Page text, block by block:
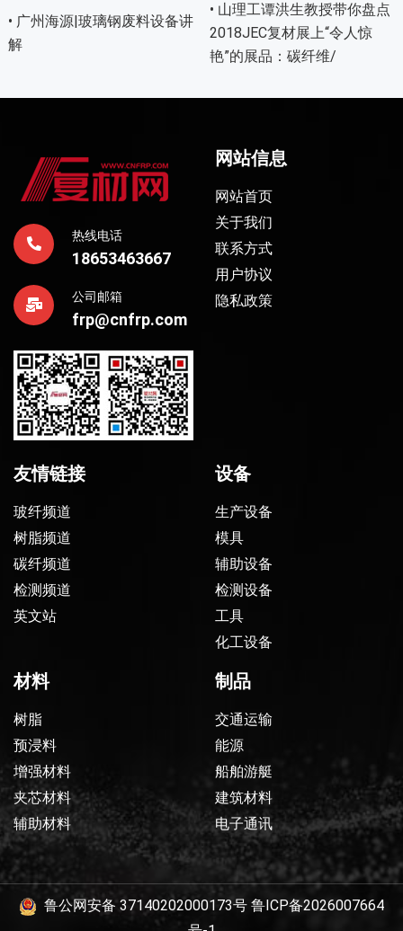
• 广州海源|玻璃钢废料设备讲
解
• 山理工谭洪生教授带你盘点
2018JEC复材展上“令人惊
艳”的展品：碳纤维/
热线电话
18653463667
公司邮箱
frp@cnfrp.com
网站信息
网站首页
关于我们
联系方式
用户协议
隐私政策
友情链接
玻纤频道
树脂频道
碳纤频道
检测频道
英文站
设备
生产设备
模具
辅助设备
检测设备
工具
化工设备
材料
树脂
预浸料
增强材料
夹芯材料
辅助材料
制品
交通运输
能源
船舶游艇
建筑材料
电子通讯
鲁公网安备 37140202000173号 鲁ICP备2026007664